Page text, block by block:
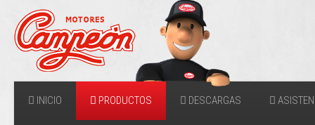
INICIO PRODUCTOS DESCARGAS